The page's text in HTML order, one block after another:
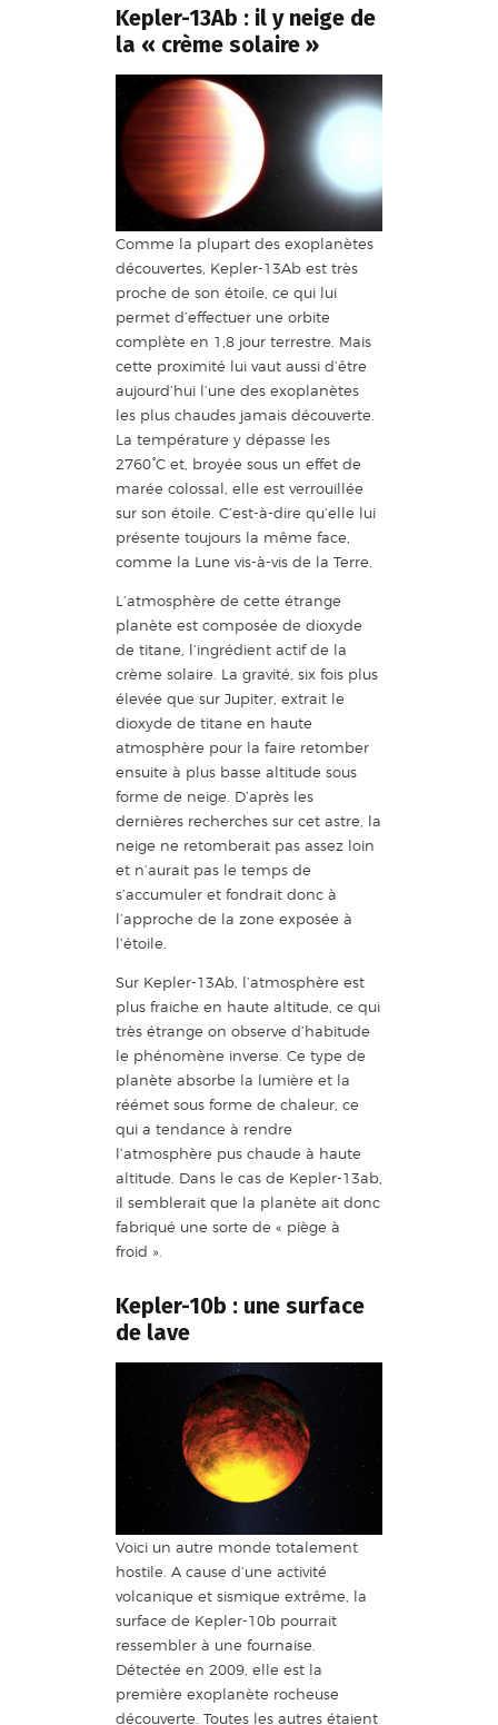
Kepler-13Ab : il y neige de
la « crème solaire »
Comme la plupart des exoplanètes
découvertes, Kepler-13Ab est très
proche de son étoile, ce qui lui
permet d’effectuer une orbite
complète en 1,8 jour terrestre. Mais
cette proximité lui vaut aussi d’être
aujourd’hui l’une des exoplanètes
les plus chaudes jamais découverte.
La température y dépasse les
2760°C et, broyée sous un effet de
marée colossal, elle est verrouillée
sur son étoile. C’est-à-dire qu’elle lui
présente toujours la même face,
comme la Lune vis-à-vis de la Terre.
L’atmosphère de cette étrange
planète est composée de dioxyde
de titane, l’ingrédient actif de la
crème solaire. La gravité, six fois plus
élevée que sur Jupiter, extrait le
dioxyde de titane en haute
atmosphère pour la faire retomber
ensuite à plus basse altitude sous
forme de neige. D’après les
dernières recherches sur cet astre, la
neige ne retomberait pas assez loin
et n’aurait pas le temps de
s’accumuler et fondrait donc à
l’approche de la zone exposée à
l’étoile.
Sur Kepler-13Ab, l’atmosphère est
plus fraiche en haute altitude, ce qui
très étrange on observe d’habitude
le phénomène inverse. Ce type de
planète absorbe la lumière et la
réémet sous forme de chaleur, ce
qui a tendance à rendre
l’atmosphère pus chaude à haute
altitude. Dans le cas de Kepler-13ab,
il semblerait que la planète ait donc
fabriqué une sorte de « piège à
froid ».
Kepler-10b : une surface
de lave
Voici un autre monde totalement
hostile. A cause d’une activité
volcanique et sismique extrême, la
surface de Kepler-10b pourrait
ressembler à une fournaise.
Détectée en 2009, elle est la
première exoplanète rocheuse
découverte. Toutes les autres étaient